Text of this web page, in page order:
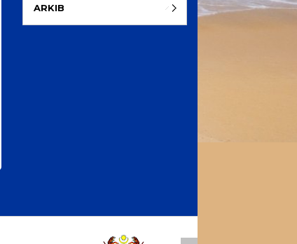
ARKIB